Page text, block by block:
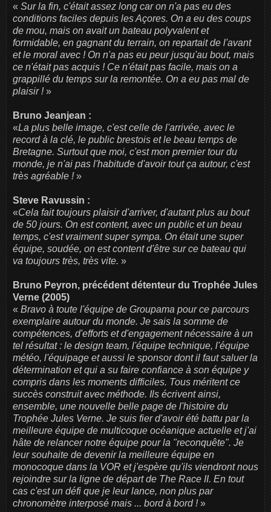
« Sur la fin, c'était assez long car on n'a pas eu des
conditions faciles depuis les Açores. On a eu des coups
de mou, mais on avait un bateau polyvalent et
formidable, en gagnant du terrain, on repartait de l'avant
et le moral avec ! On n'a pas eu peur jusqu'au bout, mais
ce n'était pas acquis ! Ce n'était pas facile, mais on a
grappillé du temps sur la remontée. On a eu pas mal de
plaisir !»
Bruno Jeanjean :
«La plus belle image, c'est celle de l'arrivée, avec le
record à la clé, le public brestois et le beau temps de
Bretagne. Surtout que moi, c'est mon premier tour du
monde, je n'ai pas l'habitude d'avoir tout ça autour, c'est
très agréable !»
Steve Ravussin :
«Cela fait toujours plaisir d'arriver, d'autant plus au bout
de 50 jours. On est content, avec un public et un beau
temps, c'est vraiment super sympa. On était une super
équipe, soudée, on est content d'être sur ce bateau qui
va toujours très, très vite. »
Bruno Peyron, précédent détenteur du Trophée Jules
Verne (2005)
« Bravo à toute l'équipe de Groupama pour ce parcours
exemplaire autour du monde. Je sais la somme de
compétences, d'efforts et d'engagement nécessaire à un
tel résultat : le design team, l'équipe technique, l'équipe
météo, l'équipage et aussi le sponsor dont il faut saluer la
détermination et qui a su faire confiance à son équipe y
compris dans les moments difficiles. Tous méritent ce
succès construit avec méthode. Ils écrivent ainsi,
ensemble, une nouvelle belle page de l'histoire du
Trophée Jules Verne. Je suis fier d'avoir été battu par la
meilleure équipe de multicoque océanique actuelle et j'ai
hâte de relancer notre équipe pour la "reconquête". Je
leur souhaite de devenir la meilleure équipe en
monocoque dans la VOR et j'espère qu'ils viendront nous
rejoindre sur la ligne de départ de The Race II. En tout
cas c'est un défi que je leur lance, non plus par
chronomètre interposé mais ... bord à bord !»